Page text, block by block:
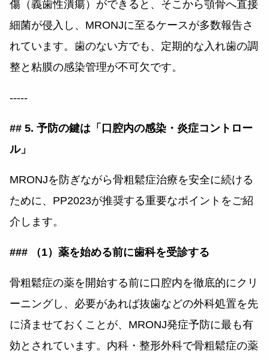
傷（義歯性潰瘍）ができると、そこから顎骨へ直接
細菌が侵入し、MRONJに至るケースが多数報告さ
れています。歯のない方でも、定期的な入れ歯の調
整と粘膜の感染管理が不可欠です。
-----
## 5. 予防の鍵は「口腔内の感染・炎症コントロー
ル」
MRONJを防ぎながら骨粗鬆症治療を安全に続ける
ために、PP2023が推奨する重要なポイントをご紹
介します。
### （1）薬を始める前に歯科を受診する
骨粗鬆症の薬を開始する前に口腔内を徹底的にクリ
ーニングし、必要があれば抜歯などの外科処置を先
に済ませておくことが、MRONJ発症予防に最も有
効とされています。内科・整形外科で骨粗鬆症の薬